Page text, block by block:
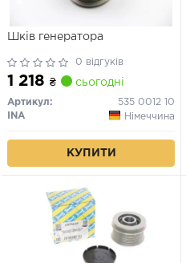
Шків генератора
0 відгуків
1 218 ₴ сьогодні
Артикул:
535 0012 10
INA
Німеччина
КУПИТИ